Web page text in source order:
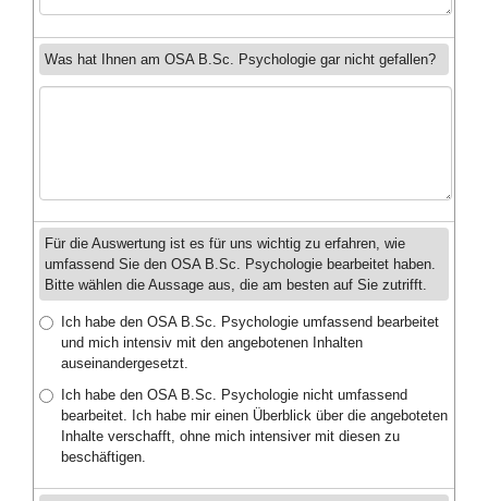
Was hat Ihnen am OSA B.Sc. Psychologie gar nicht gefallen?
Für die Auswertung ist es für uns wichtig zu erfahren, wie
umfassend Sie den OSA B.Sc. Psychologie bearbeitet haben.
Bitte wählen die Aussage aus, die am besten auf Sie zutrifft.
Ich habe den OSA B.Sc. Psychologie umfassend bearbeitet
und mich intensiv mit den angebotenen Inhalten
auseinandergesetzt.
Ich habe den OSA B.Sc. Psychologie nicht umfassend
bearbeitet. Ich habe mir einen Überblick über die angeboteten
Inhalte verschafft, ohne mich intensiver mit diesen zu
beschäftigen.